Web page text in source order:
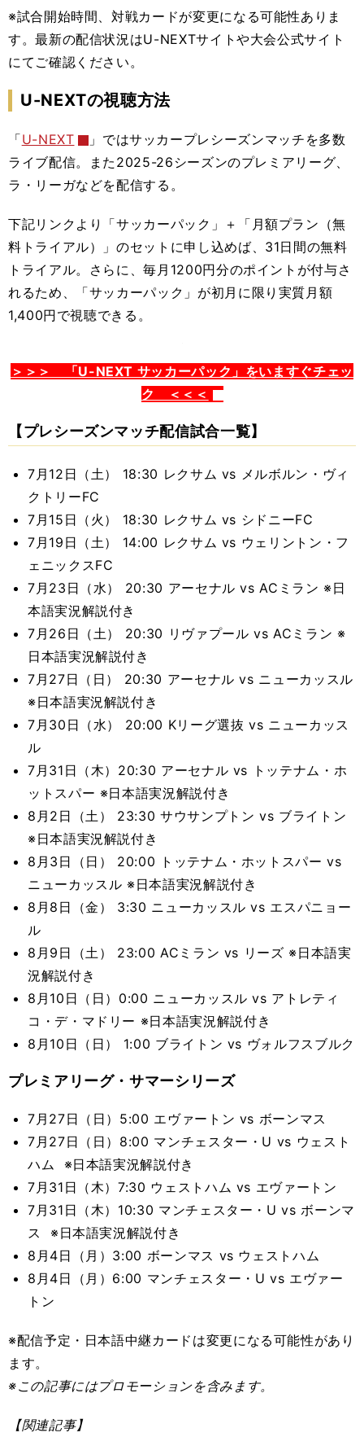
※試合開始時間、対戦カードが変更になる可能性ありま
す。最新の配信状況はU-NEXTサイトや大会公式サイト
にてご確認ください。
U-NEXTの視聴方法
「U-NEXT
」ではサッカープレシーズンマッチを多数
ライブ配信。また2025-26シーズンのプレミアリーグ、
ラ・リーガなどを配信する。
下記リンクより
「サッカーパック」＋「月額プラン（無
料トライアル）」のセット に申し込めば、31日間の無料
トライアル。さらに、毎月1200円分のポイントが付与さ
れるため、「サッカーパック」が初月に限り実質月額
1,400円で視聴できる。
＞＞＞ 「U-NEXT サッカーパック」をいますぐチェッ
ク ＜＜＜
【プレシーズンマッチ配信試合一覧】
7月12日（土） 18:30 レクサム vs メルボルン・ヴィ
クトリーFC
7月15日（火） 18:30 レクサム vs シドニーFC
7月19日（土） 14:00 レクサム vs ウェリントン・フ
ェニックスFC
7月23日（水） 20:30 アーセナル vs ACミラン ※日
本語実況解説付き
7月26日（土） 20:30 リヴァプール vs ACミラン ※
日本語実況解説付き
7月27日（日） 20:30 アーセナル vs ニューカッスル
※日本語実況解説付き
7月30日（水） 20:00 Kリーグ選抜 vs ニューカッス
ル
7月31日（木）20:30 アーセナル vs トッテナム・ホ
ットスパー ※日本語実況解説付き
8月2日（土） 23:30 サウサンプトン vs ブライトン
※日本語実況解説付き
8月3日（日） 20:00 トッテナム・ホットスパー vs
ニューカッスル ※日本語実況解説付き
8月8日（金） 3:30 ニューカッスル vs エスパニョー
ル
8月9日（土） 23:00 ACミラン vs リーズ ※日本語実
況解説付き
8月10日（日）0:00 ニューカッスル vs アトレティ
コ・デ・マドリー ※日本語実況解説付き
8月10日（日） 1:00 ブライトン vs ヴォルフスブルク
プレミアリーグ・サマーシリーズ
7月27日（日）5:00 エヴァートン vs ボーンマス
7月27日（日）8:00 マンチェスター・U vs ウェスト
ハム ※日本語実況解説付き
7月31日（木）7:30 ウェストハム vs エヴァートン
7月31日（木）10:30 マンチェスター・U vs ボーンマ
ス ※日本語実況解説付き
8月4日（月）3:00 ボーンマス vs ウェストハム
8月4日（月）6:00 マンチェスター・U vs エヴァー
トン
※配信予定・日本語中継カードは変更になる可能性があり
ます。
※この記事にはプロモーションを含みます。
【関連記事】